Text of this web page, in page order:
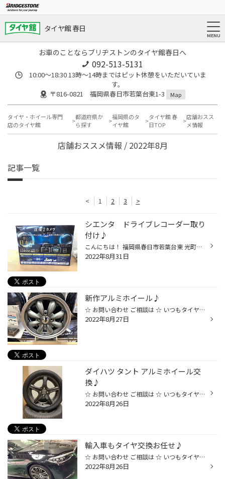
タイヤ館 春日
お車のことならブリヂストンのタイヤ館春日へ
092-513-5131
10:00～18:30 13時〜14時まではピット休憩をいただいていま
す。
〒816-0821 福岡県春日市若葉台東1-3
Map
タイヤ・ホイール専門
店のタイヤ館
都道府県か
ら探す
福岡県のタ
イヤ館
タイヤ館 春
日TOP
店舗おスス
メ情報
店舗おススメ情報 / 2022年8月
記事一覧
< 1 2 3 >
シエンタ ドライブレコーダー取り
付け♪
こんにちは！ 福岡県春日市若葉台東 光町交差点近くにあるタイヤ館春日店です！ いつもタイヤ館春日店のwebをご覧頂き 誠に有難うございます(*^▽^*) 皆さんのお車にはドライブレコーダーはついていますか⁉︎ 先日、トヨタ シエンタのドライブレコーダーを取り付けました♪ 駐車監視機能も搭載しており...
2022年8月31日
新作アルミホイール♪
☆ お問い合わせ ご相談は ☆ いつもタイヤ館春日のＨＰをご覧いただきありがとうございます(^^♪ 人気のララパーム カップにNEWカラー（タイヤ館限定）が発売されました(^^)/ ■14インチ軽自動車用 落ち着いたカラーで色々な車にコーディネートし易い色ですね(^^♪ ララパームシリーズは色々なデザイン...
2022年8月27日
ダイハツ タント アルミホイール交
換♪
☆ お問い合わせ ご相談は ☆ いつもタイヤ館春日のＨＰをご覧いただきありがとうございます(^^♪ 先日はダイハツ タントのアルミホイール交換を実施しました(^^)/ ■ブリヂストン：トップランVR5 15インチ ■DAYTON：165/55R15 交換前：純正14インチ 交換後：15インチ 足元がガンメタになりカッコよくな...
2022年8月26日
輸入車もタイヤ交換お任せ♪
☆ お問い合わせ ご相談は ☆ いつもタイヤ館春日のＨＰをご覧いただきありがとうございます♪ 先日はBMW5シリーズのタイヤ交換を実施しました(^^)/ BMWは標準でランフラットタイヤ（パンクしても一定距離走行可能なタイヤ）を装着しています♪ 急なパンクでも安全に走行できるので安心ですね(^^♪ 装着...
2022年8月26日